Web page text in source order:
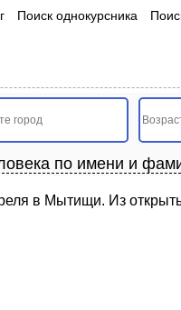
Поиск однокурсника
по имени и
в Мытищи. Из